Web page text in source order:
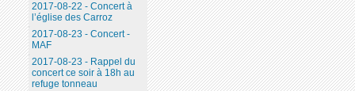
2017-08-22 - Concert à
l’église des Carroz
2017-08-23 - Concert -
MAF
2017-08-23 - Rappel du
concert ce soir à 18h au
refuge tonneau